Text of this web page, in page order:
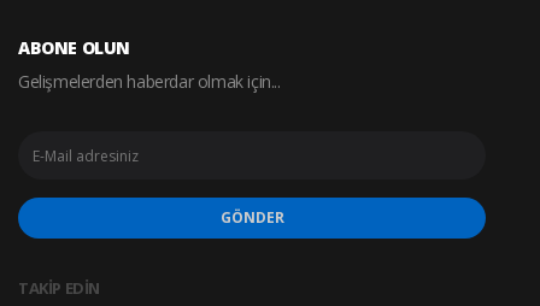
ABONE OLUN
Gelişmelerden haberdar olmak için...
GÖNDER
TAKİP EDİN